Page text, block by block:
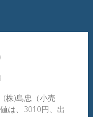
(株)島忠（小売
は、3010円、出